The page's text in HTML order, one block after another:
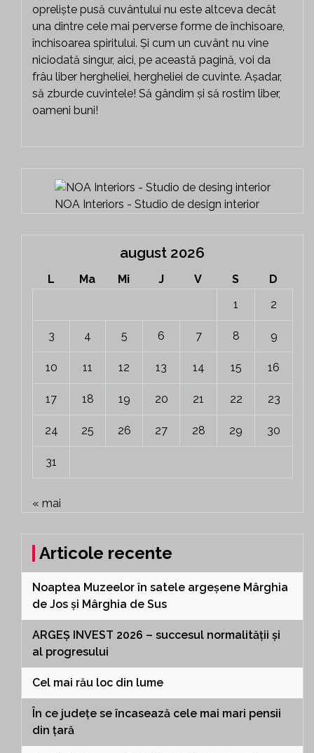
opreliște pusă cuvântului nu este altceva decât
una dintre cele mai perverse forme de închisoare,
închisoarea spiritului. Și cum un cuvânt nu vine
niciodată singur, aici, pe această pagină, voi da
frâu liber hergheliei, hergheliei de cuvinte. Așadar,
să zburde cuvintele! Să gândim și să rostim liber,
oameni buni!
NOA Interiors - Studio de design interior
august 2026
L Ma Mi J V S
D
1
2
3 4 5 6 7 8 9
10 11 12 13 14 15 16
17 18 19 20 21 22 23
24 25 26 27 28 29 30
31
« mai
Articole recente
Noaptea Muzeelor în satele argeșene Mârghia
de Jos și Mârghia de Sus
ARGEȘ INVEST 2026 – succesul normalității și
al progresului
Cel mai rău loc din lume
În ce județe se încasează cele mai mari pensii
din țară